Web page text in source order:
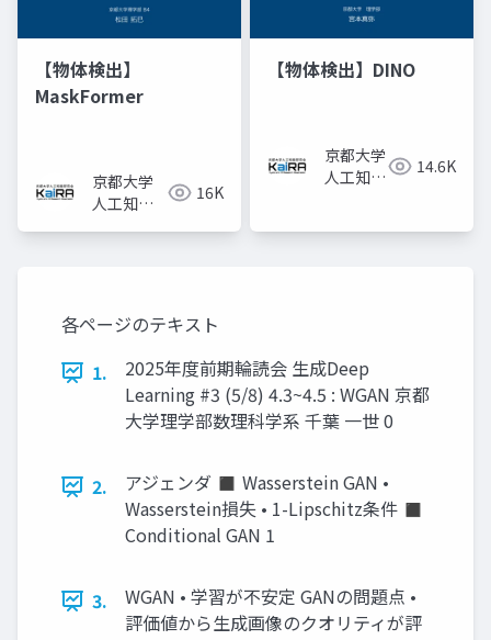
【物体検出】
MaskFormer
京都大学
人工知能
16K
【物体検出】DINO
京都大学
人工知能
14.6K
各ページのテキスト
1.
2025年度前期輪読会 生成Deep
Learning #3 (5/8) 4.3~4.5 : WGAN 京都
大学理学部数理科学系 千葉 一世 0
2.
アジェンダ ◼ Wasserstein GAN •
Wasserstein損失 • 1-Lipschitz条件 ◼
Conditional GAN 1
3.
WGAN • 学習が不安定 GANの問題点 •
評価値から生成画像のクオリティが評